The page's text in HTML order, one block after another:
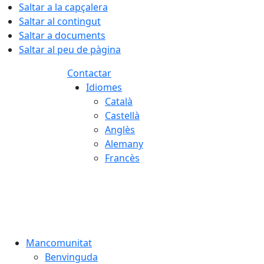
Saltar a la capçalera
Saltar al contingut
Saltar a documents
Saltar al peu de pàgina
Contactar
Idiomes
Català
Castellà
Anglès
Alemany
Francès
Mancomunitat
Benvinguda